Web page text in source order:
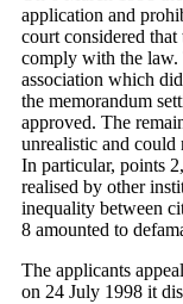
application and
court considered
comply with the law.
association which
the memorandum
approved. The
unrealistic and could
In particular, points
realised by other
inequality between
8 amounted to
The applicants
on 24 July 1998 it